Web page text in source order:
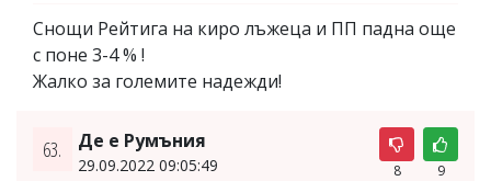
Снощи Рейтига на киро лъжеца и ПП падна още
с поне 3-4 % !
Жалко за големите надежди!
63. Де е Румъния
29.09.2022 09:05:49 8 9